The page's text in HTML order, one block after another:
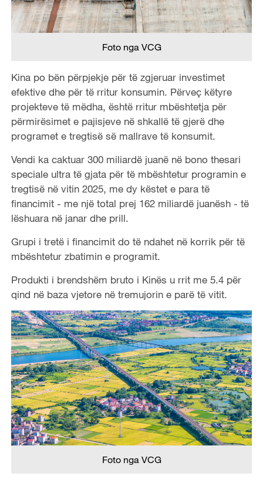
Foto nga VCG
Kina po bën përpjekje për të zgjeruar investimet
efektive dhe për të rritur konsumin. Përveç këtyre
projekteve të mëdha, është rritur mbështetja për
përmirësimet e pajisjeve në shkallë të gjerë dhe
programet e tregtisë së mallrave të konsumit.
Vendi ka caktuar 300 miliardë juanë në bono thesari
speciale ultra të gjata për të mbështetur programin e
tregtisë në vitin 2025, me dy këstet e para të
financimit - me një total prej 162 miliardë juanësh - të
lëshuara në janar dhe prill.
Grupi i tretë i financimit do të ndahet në korrik për të
mbështetur zbatimin e programit.
Produkti i brendshëm bruto i Kinës u rrit me 5.4 për
qind në baza vjetore në tremujorin e parë të vitit.
Foto nga VCG